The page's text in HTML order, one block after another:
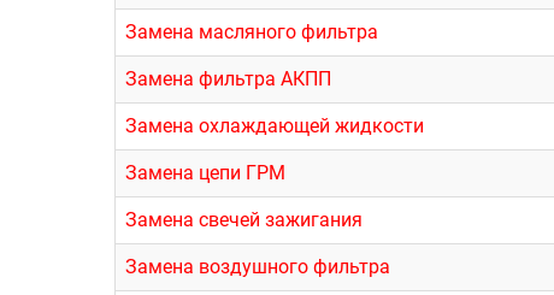
Замена масляного фильтра
Замена фильтра АКПП
Замена охлаждающей жидкости
Замена цепи ГРМ
Замена свечей зажигания
Замена воздушного фильтра